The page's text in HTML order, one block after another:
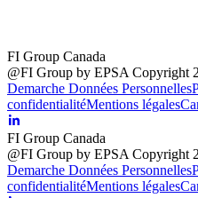
FI Group Canada
@FI Group by EPSA Copyright
Demarche Données Personnelles
confidentialitéMentions légales
FI Group Canada
@FI Group by EPSA Copyright
Demarche Données Personnelles
confidentialitéMentions légales